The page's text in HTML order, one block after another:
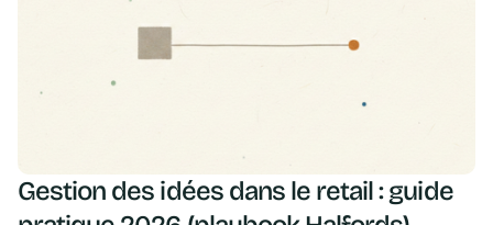
Gestion des idées dans le retail : guide